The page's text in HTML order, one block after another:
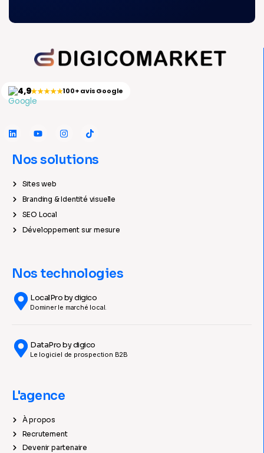
4,9★★★★★100+ avis Google
Nos solutions
Sites web
Branding & Identité visuelle
SEO Local
Développement sur mesure
Nos technologies
LocalPro by digico
Dominer le marché local.
DataPro by digico
Le logiciel de prospection B2B
L'agence
À propos
Recrutement
Devenir partenaire